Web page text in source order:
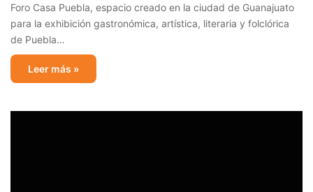
Foro Casa Puebla, espacio creado en la ciudad de Guanajuato
para la exhibición gastronómica, artística, literaria y folclórica
de Puebla…
Leer más »